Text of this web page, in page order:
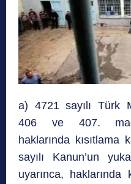
a) 4721 sayılı Türk
406 ve 407.
haklarında kısıtlama
sayılı Kanun’un
uyarınca, haklarında